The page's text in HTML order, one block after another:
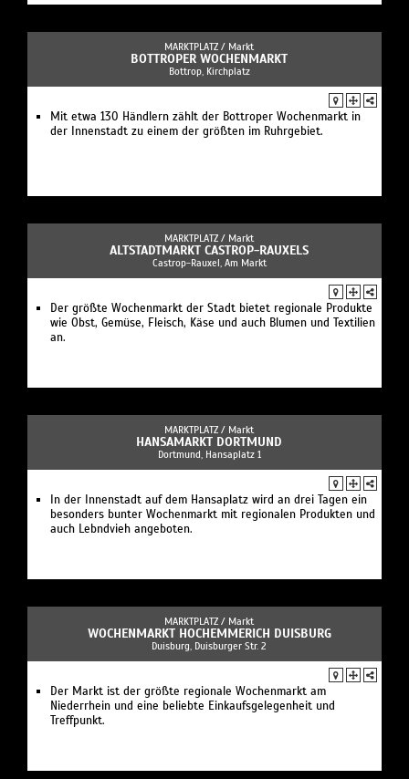
MARKTPLATZ / Markt
BOTTROPER WOCHENMARKT
Bottrop, Kirchplatz
Mit etwa 130 Händlern zählt der Bottroper Wochenmarkt in
der Innenstadt zu einem der größten im Ruhrgebiet.
MARKTPLATZ / Markt
ALTSTADTMARKT CASTROP-RAUXELS
Castrop-Rauxel, Am Markt
Der größte Wochenmarkt der Stadt bietet regionale Produkte
wie Obst, Gemüse, Fleisch, Käse und auch Blumen und Textilien
an.
MARKTPLATZ / Markt
HANSAMARKT DORTMUND
Dortmund, Hansaplatz 1
In der Innenstadt auf dem Hansaplatz wird an drei Tagen ein
besonders bunter Wochenmarkt mit regionalen Produkten und
auch Lebndvieh angeboten.
MARKTPLATZ / Markt
WOCHENMARKT HOCHEMMERICH DUISBURG
Duisburg, Duisburger Str. 2
Der Markt ist der größte regionale Wochenmarkt am
Niederrhein und eine beliebte Einkaufsgelegenheit und
Treffpunkt.